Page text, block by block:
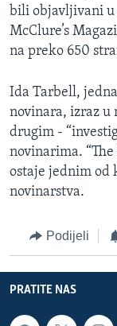
bili objavljivani u
McClure’s
na preko 650
Ida Tarbell,
novinara, izraz u
drugim -
novinarima.
ostaje jednim od
novinarstva.
Podijeli
PRATITE NAS